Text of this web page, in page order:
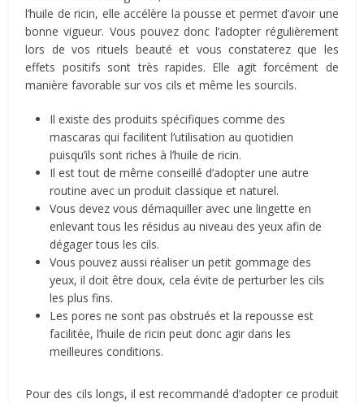
l’huile de ricin, elle accélère la pousse et permet d’avoir une
bonne vigueur. Vous pouvez donc l’adopter régulièrement
lors de vos rituels beauté et vous constaterez que les
effets positifs sont très rapides. Elle agit forcément de
manière favorable sur vos cils et même les sourcils.
Il existe des produits spécifiques comme des
mascaras qui facilitent l’utilisation au quotidien
puisqu’ils sont riches à l’huile de ricin.
Il est tout de même conseillé d’adopter une autre
routine avec un produit classique et naturel.
Vous devez vous démaquiller avec une lingette en
enlevant tous les résidus au niveau des yeux afin de
dégager tous les cils.
Vous pouvez aussi réaliser un petit gommage des
yeux, il doit être doux, cela évite de perturber les cils
les plus fins.
Les pores ne sont pas obstrués et la repousse est
facilitée, l’huile de ricin peut donc agir dans les
meilleures conditions.
Pour des cils longs, il est recommandé d’adopter ce produit